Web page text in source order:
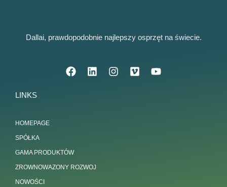
Dallai, prawdopodobnie najlepszy osprzęt na świecie.
LINKS
HOMEPAGE
SPÓŁKA
GAMA PRODUKTÓW
ZROWNOWAZONY ROZWOJ
NOWOŚCI